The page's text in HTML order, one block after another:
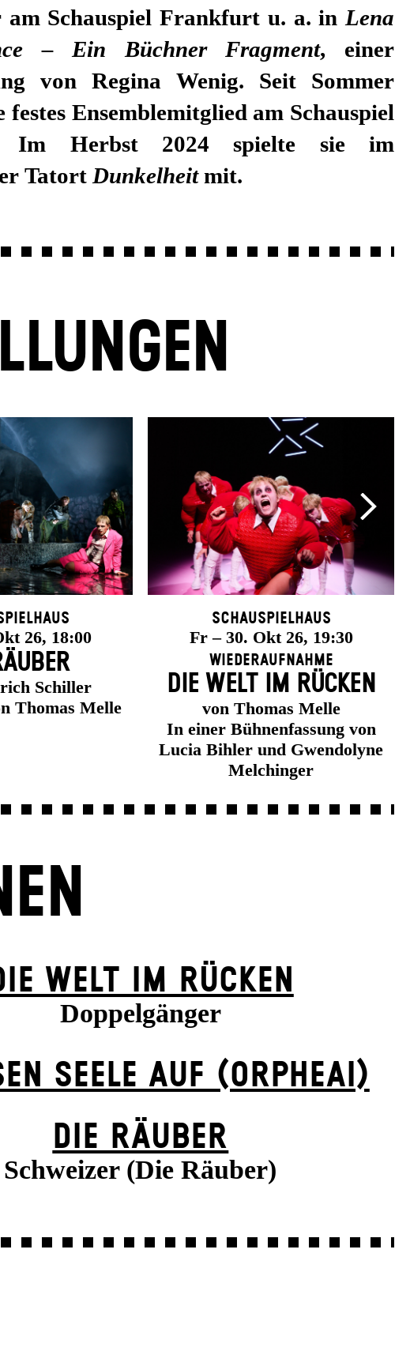
am Schauspiel Frankfurt u. a. in Lena
– Ein Büchner Fragment, einer
von Regina Wenig. Seit Sommer
festes Ensemblemitglied am Schauspiel
Im Herbst 2024 spielte sie im
Tatort Dunkelheitmit.
26, 18:00
Schiller
Thomas Melle
Schauspielhaus
Fr – 30. Okt 26, 19:30
Wiederaufnahme
DIE WELT IM RÜCKEN
von Thomas Melle
In einer Bühnenfassung von
Lucia Bihler und Gwendolyne
Melchinger
WELT IM RÜCKEN
Doppelgänger
SEELE AUF (ORPHEAI)
DIE RÄUBER
Schweizer (Die Räuber)